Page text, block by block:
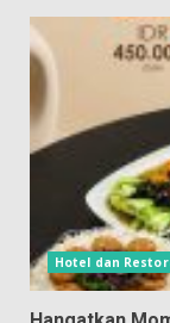
Hotel dan